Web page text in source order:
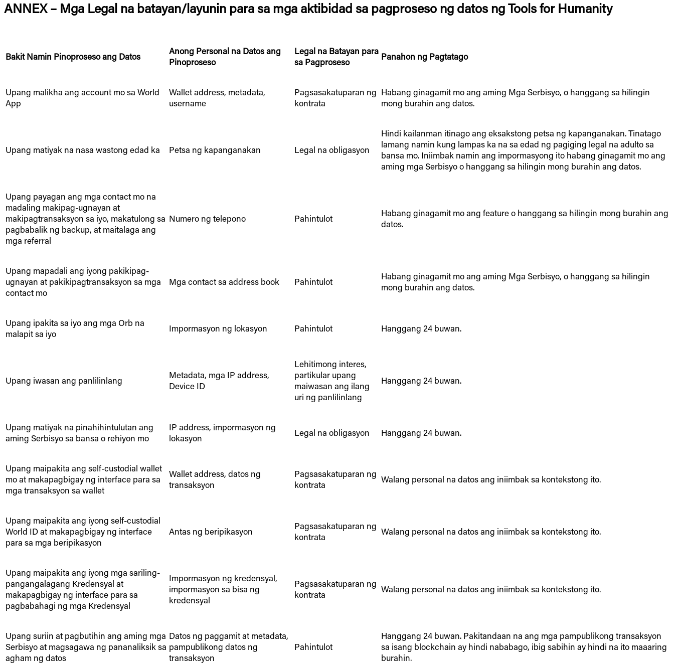
ANNEX – Mga Legal na batayan/layunin para sa mga aktibidad sa pagproseso ng datos ng Tools for Humanity
Bakit Namin Pinoproseso ang Datos
Anong Personal na Datos ang
Pinoproseso
Legal na Batayan para
sa Pagproseso
Panahon ng Pagtatago
Upang malikha ang account mo sa World
App
Wallet address, metadata,
username
Pagsasakatuparan ng
kontrata
Habang ginagamit mo ang aming Mga Serbisyo, o hanggang sa hilingin
mong burahin ang datos.
Upang matiyak na nasa wastong edad ka Petsa ng kapanganakan Legal na obligasyon
Hindi kailanman itinago ang eksakstong petsa ng kapanganakan. Tinatago
lamang namin kung lampas ka na sa edad ng pagiging legal na adulto sa
bansa mo. Iniimbak namin ang impormasyong ito habang ginagamit mo ang
aming mga Serbisyo o hanggang sa hilingin mong burahin ang datos.
Upang payagan ang mga contact mo na
madaling makipag-ugnayan at
makipagtransaksyon sa iyo, makatulong sa
pagbabalik ng backup, at maitalaga ang
mga referral
Numero ng telepono Pahintulot
Habang ginagamit mo ang feature o hanggang sa hilingin mong burahin ang
datos.
Upang mapadali ang iyong pakikipag-
ugnayan at pakikipagtransaksyon sa mga
contact mo
Mga contact sa address book Pahintulot
Habang ginagamit mo ang aming Mga Serbisyo, o hanggang sa hilingin
mong burahin ang datos.
Upang ipakita sa iyo ang mga Orb na
malapit sa iyo
Impormasyon ng lokasyon Pahintulot Hanggang 24 buwan.
Upang iwasan ang panlilinlang
Metadata, mga IP address,
Device ID
Lehitimong interes,
partikular upang
maiwasan ang ilang
uri ng panlilinlang
Hanggang 24 buwan.
Upang matiyak na pinahihintulutan ang
aming Serbisyo sa bansa o rehiyon mo
IP address, impormasyon ng
lokasyon
Legal na obligasyon Hanggang 24 buwan.
Upang maipakita ang self-custodial wallet
mo at makapagbigay ng interface para sa
mga transaksyon sa wallet
Wallet address, datos ng
transaksyon
Pagsasakatuparan ng
kontrata
Walang personal na datos ang iniimbak sa kontekstong ito.
Upang maipakita ang iyong self-custodial
World ID at makapagbigay ng interface
para sa mga beripikasyon
Antas ng beripikasyon
Pagsasakatuparan ng
kontrata
Walang personal na datos ang iniimbak sa kontekstong ito.
Upang maipakita ang iyong mga sariling-
pangangalagang Kredensyal at
makapagbigay ng interface para sa
pagbabahagi ng mga Kredensyal
Impormasyon ng kredensyal,
impormasyon sa bisa ng
kredensyal
Pagsasakatuparan ng
kontrata
Walang personal na datos ang iniimbak sa kontekstong ito.
Upang suriin at pagbutihin ang aming mga
Serbisyo at magsagawa ng pananaliksik sa
agham ng datos
Datos ng paggamit at metadata,
pampublikong datos ng
transaksyon
Pahintulot
Hanggang 24 buwan. Pakitandaan na ang mga pampublikong transaksyon
sa isang blockchain ay hindi nababago, ibig sabihin ay hindi na ito maaaring
burahin.